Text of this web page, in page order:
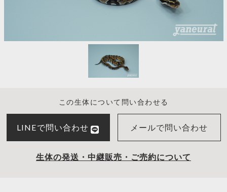
この生体について問い合わせる
LINEで問い合わせ メールで問い合わせ
生体の発送・中継販売・ご売約について